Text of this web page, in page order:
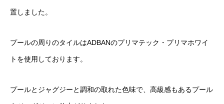
置しました。
プールの周りのタイルはADBANのプリマテック・プリマホワイ
トを使用しております。
プールとジャグジーと調和の取れた色味で、高級感もあるプール